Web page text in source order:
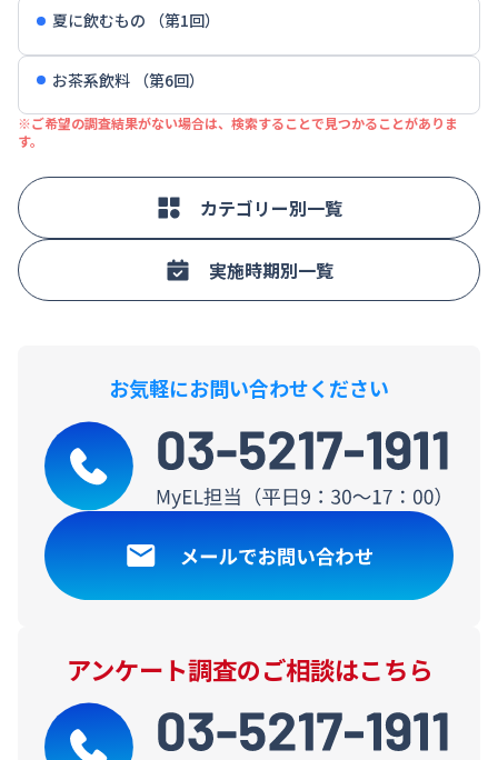
夏に飲むもの （第1回）
お茶系飲料 （第6回）
※ご希望の調査結果がない場合は、検索することで見つかることがありま
す。
カテゴリー別一覧
実施時期別一覧
お気軽にお問い合わせください
アンケート調査のご相談はこちら